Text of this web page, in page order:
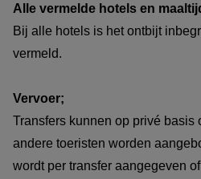
Alle vermelde hotels en
Bij alle hotels is het ontbijt
vermeld.
Vervoer;
Transfers kunnen op privé basis
andere toeristen worden
wordt per transfer aangegeven